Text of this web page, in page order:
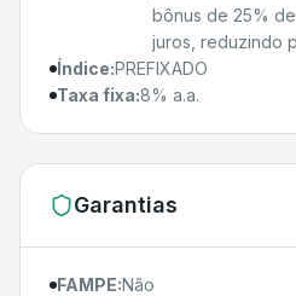
bônus de 25%
juros, reduzindo
Índice:PREFIXADO
Taxa fixa:8% a.a.
Garantias
FAMPE:Não